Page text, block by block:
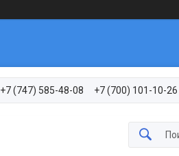
+7 (747) 585-48-08 +7 (700) 101-10-26